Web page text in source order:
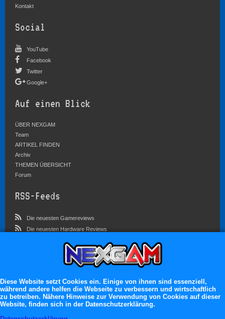
Kontakt
Social
YouTube
Facebook
Twitter
Google+
Auf einen Blick
ÜBER NEXGAM
Team
ARTIKEL FINDEN
Archiv
THEMEN ÜBERSICHT
Forum
RSS-Feeds
Die neuesten Gamereviews
Die neuesten Hardware Reviews
Im Forum sind zur Zeit 4546 Benutzer online
Es erwarten dich:
13.119 registrierte Mitglieder
71.048 Themen
Diese Website setzt Cookies ein. Einige von ihnen sind essenziell,
während andere helfen die Webseite zu verbessern und wirtschaftlich
zu betreiben. Nähere Hinweise zur Verwendung von Cookies auf dieser
Website, finden sich in der Datenschutzerklärung.